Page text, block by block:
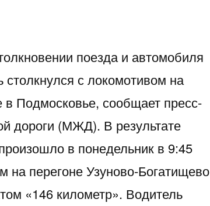
поезда и автомобиля
с локомотивом на
Подмосковье, сообщает пресс-
дороги (МЖД). В результате
в понедельник в 9:45
на перегоне Узуново-Богатищево
«146 километр». Водитель